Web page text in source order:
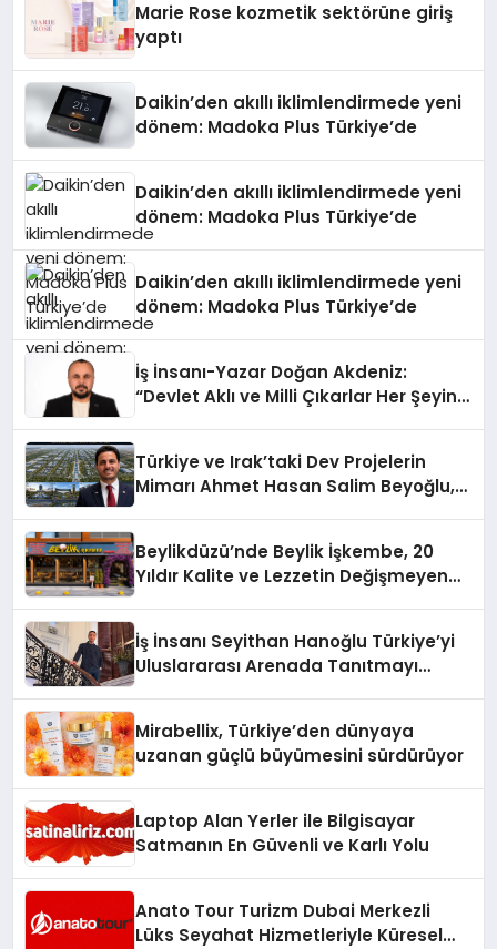
Marie Rose kozmetik sektörüne giriş
yaptı
Daikin’den akıllı iklimlendirmede yeni
dönem: Madoka Plus Türkiye’de
Daikin’den akıllı iklimlendirmede yeni
dönem: Madoka Plus Türkiye’de
Daikin’den akıllı iklimlendirmede yeni
dönem: Madoka Plus Türkiye’de
İş İnsanı-Yazar Doğan Akdeniz:
“Devlet Aklı ve Milli Çıkarlar Her Şeyin
Türkiye ve Irak’taki Dev Projelerin
Mimarı Ahmet Hasan Salim Beyoğlu,
Hayata Geçirecek
Beylikdüzü’nde Beylik İşkembe, 20
Yıldır Kalite ve Lezzetin Değişmeyen
İş İnsanı Seyithan Hanoğlu Türkiye’yi
Uluslararası Arenada Tanıtmayı
Mirabellix, Türkiye’den dünyaya
uzanan güçlü büyümesini sürdürüyor
Laptop Alan Yerler ile Bilgisayar
Satmanın En Güvenli ve Karlı Yolu
Anato Tour Turizm Dubai Merkezli
Lüks Seyahat Hizmetleriyle Küresel